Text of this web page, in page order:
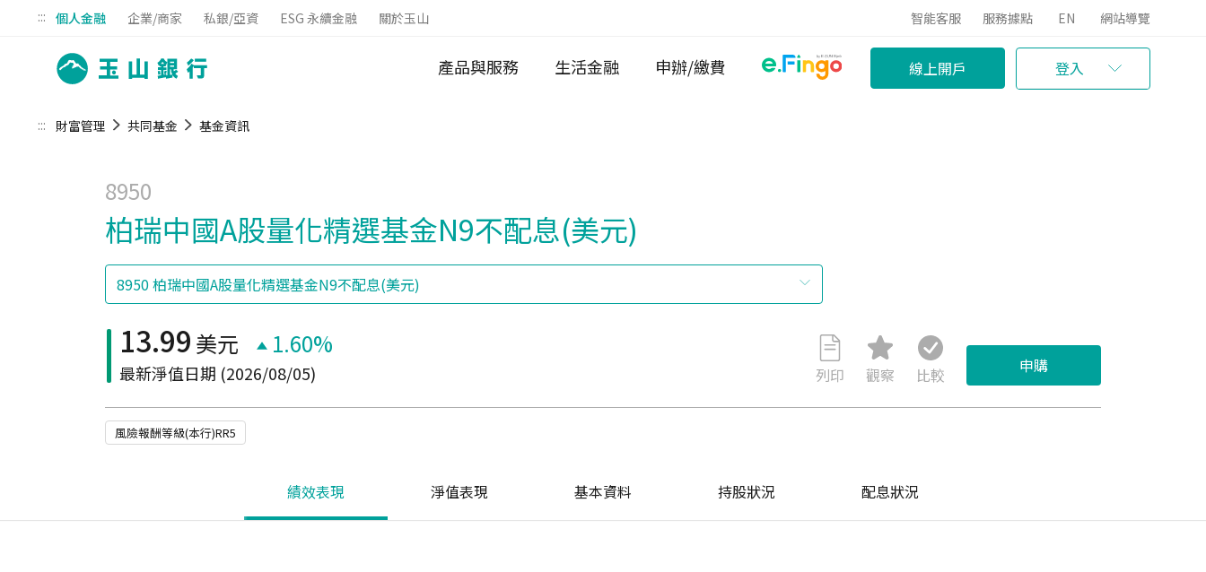
::: 個人金融 企業/商家 私銀/亞資 ESG 永續金融 關於玉山 智能客服 服務據點 EN 網站導覽
產品與服務 生活金融 申辦/繳費 線上開戶 登入
財富管理 共同基金 基金資訊
:::
8950
柏瑞中國A股量化精選基金N9不配息(美元)
13.99 美元 1.60%
最新淨值日期 (2026/08/05) 列印 觀察 比較 申購
風險報酬等級(本行)RR5
績效表現 淨值表現 基本資料 持股狀況 配息狀況